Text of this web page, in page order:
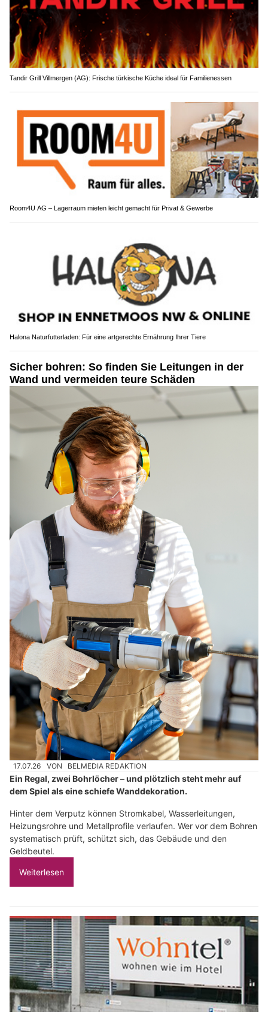
Tandir Grill Villmergen (AG): Frische türkische Küche ideal für Familienessen
Room4U AG – Lagerraum mieten leicht gemacht für Privat & Gewerbe
Halona Naturfutterladen: Für eine artgerechte Ernährung Ihrer Tiere
Sicher bohren: So finden Sie Leitungen in der
Wand und vermeiden teure Schäden
17.07.26 VON BELMEDIA REDAKTION
Ein Regal, zwei Bohrlöcher – und plötzlich steht mehr auf
dem Spiel als eine schiefe Wanddekoration.
Hinter dem Verputz können Stromkabel, Wasserleitungen,
Heizungsrohre und Metallprofile verlaufen. Wer vor dem Bohren
systematisch prüft, schützt sich, das Gebäude und den
Geldbeutel.
Weiterlesen